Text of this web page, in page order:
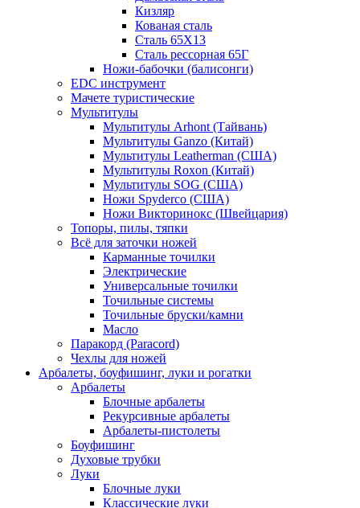
Кизляр
Кованая сталь
Сталь 65Х13
Сталь рессорная 65Г
Ножи-бабочки (балисонги)
EDC инструмент
Мачете туристические
Мультитулы
Мультитулы Arhont (Тайвань)
Мультитулы Ganzo (Китай)
Мультитулы Leatherman (США)
Мультитулы Roxon (Китай)
Мультитулы SOG (США)
Ножи Spyderco (США)
Ножи Викторинокс (Швейцария)
Топоры, пилы, тяпки
Всё для заточки ножей
Карманные точилки
Электрические
Универсальные точилки
Точильные системы
Точильные бруски/камни
Масло
Паракорд (Paracord)
Чехлы для ножей
Арбалеты, боуфишинг, луки и рогатки
Арбалеты
Блочные арбалеты
Рекурсивные арбалеты
Арбалеты-пистолеты
Боуфишинг
Духовые трубки
Луки
Блочные луки
Классические луки